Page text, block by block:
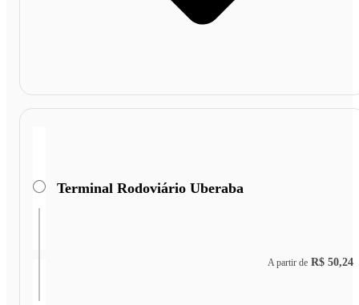
Terminal Rodoviário Uberaba
A partir de R$ 50,24